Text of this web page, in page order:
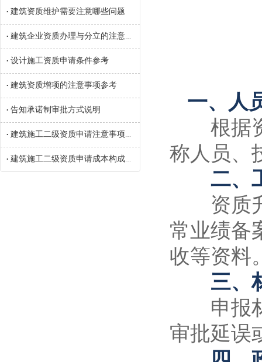
• 建筑资质维护需要注意哪些问题
• 建筑企业资质办理与分立的注意事项参考
• 设计施工资质申请条件参考
• 建筑资质增项的注意事项参考
• 告知承诺制审批方式说明
• 建筑施工二级资质申请注意事项参考
• 建筑施工二级资质申请成本构成参考
一、人
根据资
称人员、
二、
资质升
常业绩备
收等资料
三、
申报材
审批延误